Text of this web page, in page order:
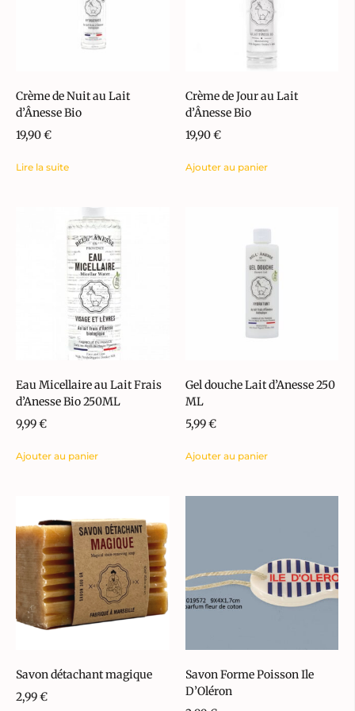
Crème de Nuit au Lait
d’Ânesse Bio
19,90€
Lire la suite
Crème de Jour au Lait
d’Ânesse Bio
19,90€
Ajouter au panier
Eau Micellaire au Lait Frais
d’Anesse Bio 250ML
9,99€
Ajouter au panier
Gel douche Lait d’Anesse 250
ML
5,99€
Ajouter au panier
Savon détachant magique
2,99€
Savon Forme Poisson Ile
D’Oléron